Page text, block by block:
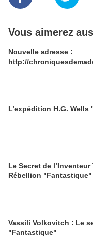
Vous aimerez
Nouvelle adresse :
http://
L’expédition H.G.
Le Secret de l’Inventeur
Rébellion "Fantastique"
Vassili Volkovitch : Le
"Fantastique"